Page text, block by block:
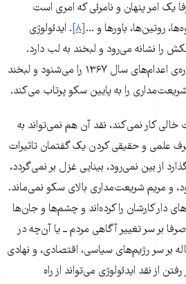
یک امر پنهان و نامرئی که امری است
روتین‌ها، باورها و ...[۸]
. ایدئولوژی
نشانه می‌رود و لبخند به لب دارد.
همان که شهادت شاهدان درباره‌ی اعدام‌های سال ۱۳۶۷ را می‌شنود و لبخند
را به پایین سکو پرتاب می‌کند.
کار نمی‌کند، نقد آن هم نمی‌تواند به
علمی و حقیقی کردن یک گفتمان تاثیرات
از بین نمی‌رود، بینایی غزل بر نمی‌گردد،
و مریم شریعت‌مداری بالای سکو نمی‌ماند.
دار کارشان را کرده‌اند و چشم‌ها و جان‌ها
بر سر تغییر آگاهی مردم ــ یا آن‌چه در
بر سر رژیم‌های سیاسی، اقتصادی، و نهادی
است.»[۹] فراتر رفتن از نقد ایدئولوژی می‌تواند از راه